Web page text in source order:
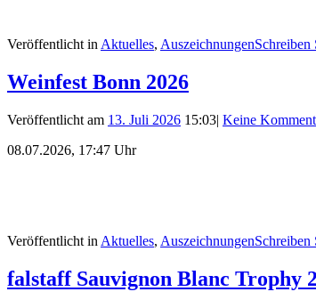
Veröffentlicht in Aktuelles, AuszeichnungenSchreiben
Weinfest Bonn 2026
Veröffentlicht am 13. Juli 2026 15:03| Keine
08.07.2026, 17:47 Uhr
Veröffentlicht in Aktuelles, AuszeichnungenSchreiben
falstaff Sauvignon Blanc Trophy